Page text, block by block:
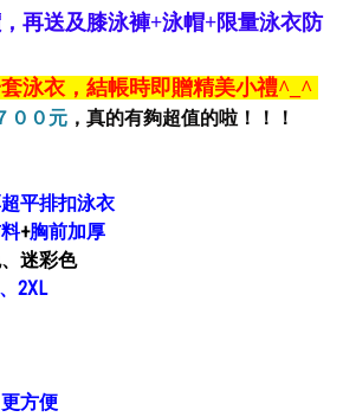
，再送及膝泳褲+泳帽+限量泳衣防
泳衣，結帳時即贈精美小禮^_^
００元 ，真的有夠超值的啦！！！
平排扣泳衣
+胸前加厚
迷彩色
2XL
方便